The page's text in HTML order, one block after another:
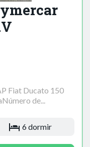
Fiat Ducato 150
de...
6 dormir